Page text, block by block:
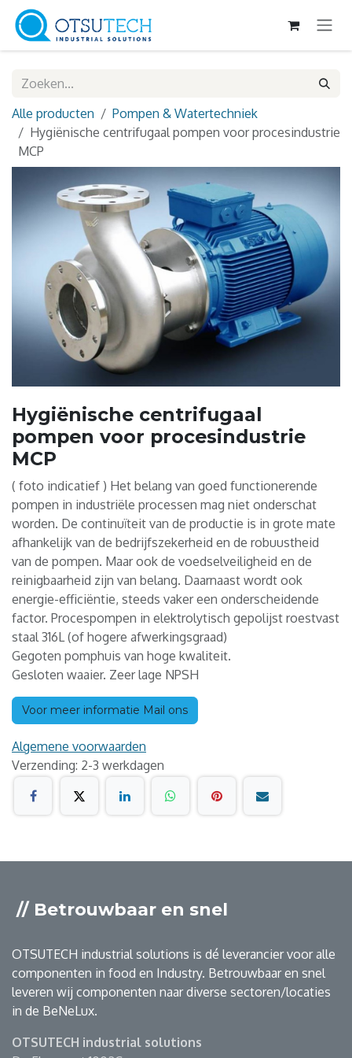
Overslaan naar inhoud
Alle producten
Pompen & Watertechniek
Hygiënische centrifugaal pompen voor procesindustrie
MCP
Hygiënische centrifugaal
pompen voor procesindustrie
MCP
( foto indicatief ) Het belang van goed functionerende
pompen in industriële processen mag niet onderschat
worden. De continuïteit van de productie is in grote mate
afhankelijk van de bedrijfszekerheid en de robuustheid
van de pompen. Maar ook de voedselveiligheid en de
reinigbaarheid zijn van belang. Daarnaast wordt ook
energie-efficiëntie, steeds vaker een onderscheidende
factor. Procespompen in elektrolytisch gepolijst roestvast
staal 316L (of hogere afwerkingsgraad)
Gegoten pomphuis van hoge kwaliteit.
Gesloten waaier. Zeer lage NPSH
Voor meer informatie Mail ons
Algemene voorwaarden
Verzending: 2-3 werkdagen
// Betrouwbaar en snel
OTSUTECH industrial solutions is dé leverancier voor alle
componenten in food en Industry. Betrouwbaar en snel
leveren wij componenten naar diverse sectoren/locaties
in de BeNeLux.
OTSUTECH industrial solutions